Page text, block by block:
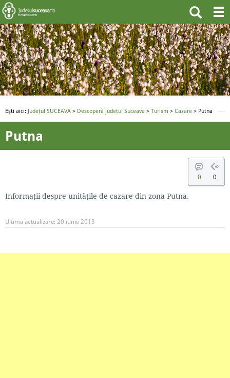
Ești aici: Județul SUCEAVA > Descoperă județul Suceava > Turism > Cazare > Putna
Putna
0 0
Informații despre unitățile de cazare din zona Putna.
Ultima actualizare: 20 iunie 2013